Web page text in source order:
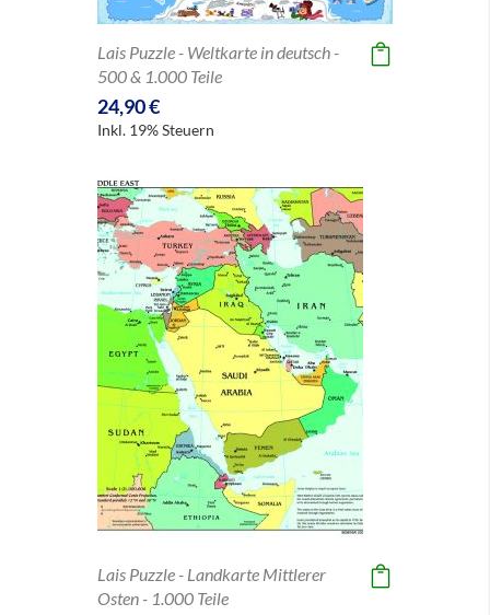
Lais Puzzle - Weltkarte in deutsch -
500 & 1.000 Teile
24,90 €
Inkl. 19% Steuern
Lais Puzzle - Landkarte Mittlerer
Osten - 1.000 Teile